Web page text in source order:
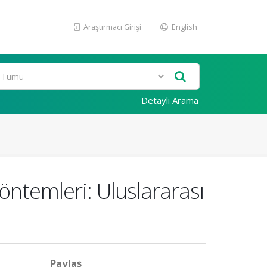
Araştırmacı Girişi English
Detaylı Arama
Uluslararası
Paylaş